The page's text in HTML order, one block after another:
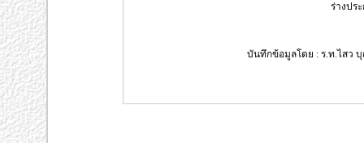
ร่างปร
บันทึกข้อมูลโดย : ร.ท.ไสว บุ